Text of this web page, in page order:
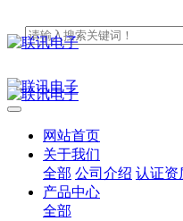
网站首页
关于我们
全部 公司介绍 认证资
产品中心
全部